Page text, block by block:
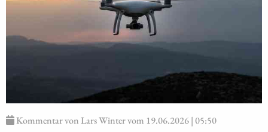
Kommentar von Lars Winter vom 19.06.2026 | 05:50